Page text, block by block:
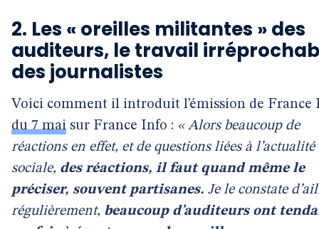
2. Les « oreilles militantes » des
auditeurs, le travail
des journalistes
Voici comment il introduit l’émission de France
du 7 mai sur France Info : « Alors beaucoup de
réactions en effet, et de questions liées à l’actualité
sociale, des réactions, il faut quand même le
préciser, souvent partisanes. Je le constate
régulièrement, beaucoup d’auditeurs ont